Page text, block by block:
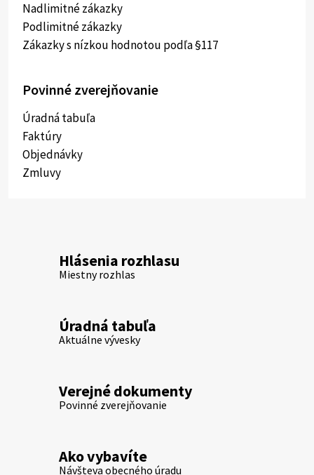
Nadlimitné zákazky
Podlimitné zákazky
Zákazky s nízkou hodnotou podľa §117
Povinné zverejňovanie
Úradná tabuľa
Faktúry
Objednávky
Zmluvy
Hlásenia rozhlasu
Miestny rozhlas
Úradná tabuľa
Aktuálne vývesky
Verejné dokumenty
Povinné zverejňovanie
Ako vybavíte
Návšteva obecného úradu